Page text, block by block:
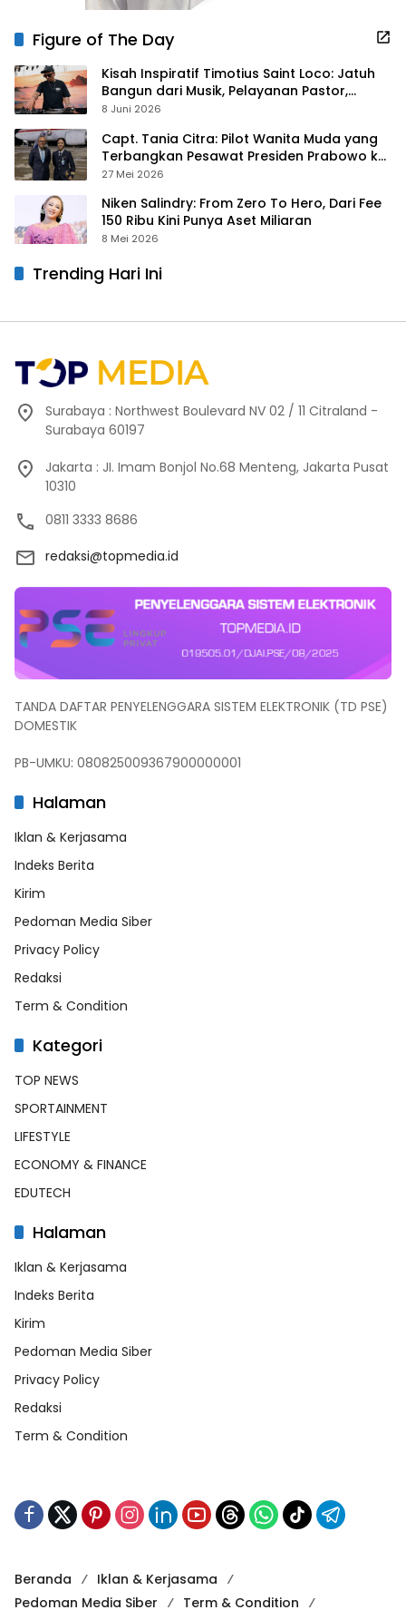
Figure of The Day
Kisah Inspiratif Timotius Saint Loco: Jatuh
Bangun dari Musik, Pelayanan Pastor,
hingga Gurita Bisnis Sambal Babon
8 Juni 2026
Capt. Tania Citra: Pilot Wanita Muda yang
Terbangkan Pesawat Presiden Prabowo ke
Prancis
27 Mei 2026
Niken Salindry: From Zero To Hero, Dari Fee
150 Ribu Kini Punya Aset Miliaran
8 Mei 2026
Trending Hari Ini
Surabaya : Northwest Boulevard NV 02 / 11 Citraland -
Surabaya 60197
Jakarta : JI. Imam Bonjol No.68 Menteng, Jakarta Pusat
10310
0811 3333 8686
redaksi@topmedia.id
TANDA DAFTAR PENYELENGGARA SISTEM ELEKTRONIK (TD PSE)
DOMESTIK
PB-UMKU: 080825009367900000001
Halaman
Iklan & Kerjasama
Indeks Berita
Kirim
Pedoman Media Siber
Privacy Policy
Redaksi
Term & Condition
Kategori
TOP NEWS
SPORTAINMENT
LIFESTYLE
ECONOMY & FINANCE
EDUTECH
Halaman
Iklan & Kerjasama
Indeks Berita
Kirim
Pedoman Media Siber
Privacy Policy
Redaksi
Term & Condition
Beranda
Iklan & Kerjasama
Pedoman Media Siber
Term & Condition